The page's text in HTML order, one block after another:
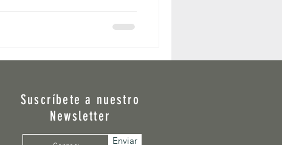
Enviar
Suscríbete a nuestro
Newsletter